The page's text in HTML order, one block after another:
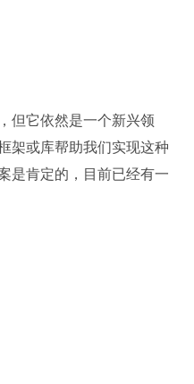
但它依然是一个新兴领
架或库帮助我们实现这种
是肯定的，目前已经有一